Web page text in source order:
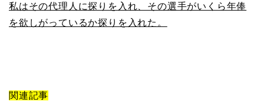
私はその代理人に探りを入れ、その選手がいくら年俸
を欲しがっているか探りを入れた。
関連記事